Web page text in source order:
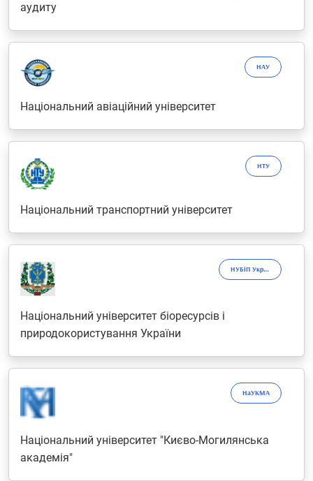
аудиту
НАУ
Національний авіаційний університет
НТУ
Національний транспортний університет
НУБіП України
Національний університет біоресурсів і
природокористування України
НаУКМА
Національний університет "Києво-Могилянська
академія"